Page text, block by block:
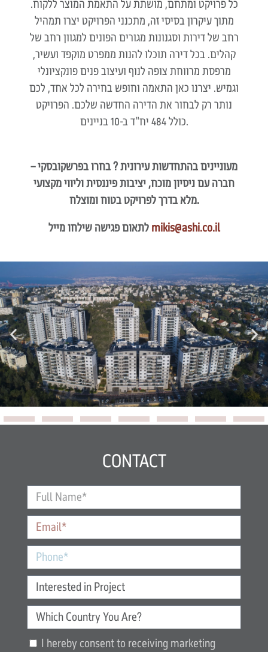
כל פרויקט ומתחם, מושתת על התאמת המוצר ללקוח.
מתוך עיקרון בסיסי זה, מתכנני הפרויקט יצרו תמהיל
רחב של דירות וסגנונות מגורים הפונים למגוון רחב של
קהלים. בכל דירה תוכלו להנות ממפרט מוקפד ועשיר,
מרפסת מרווחת צופה לנוף ועיצוב פנים פונקציונלי
וגמיש. יצרנו כאן התאמה וחופש בחירה לכל אחד, לכם
נותר רק לבחור את הדירה החדשה שלכם. הפרויקט
כולל 484 יח"ד ב-10 בניינים.
מעוניינים בהתחדשות עירונית ? בחרו בפרשקובסקי –
חברה עם ניסיון מוכח, יציבות פיננסית וליווי מקצועי
מלא בדרך לפרויקט בטוח ומוצלח.
לתאום פגישה שילחו מייל mikis@ashi.co.il
CONTACT
I hereby consent to receiving marketing